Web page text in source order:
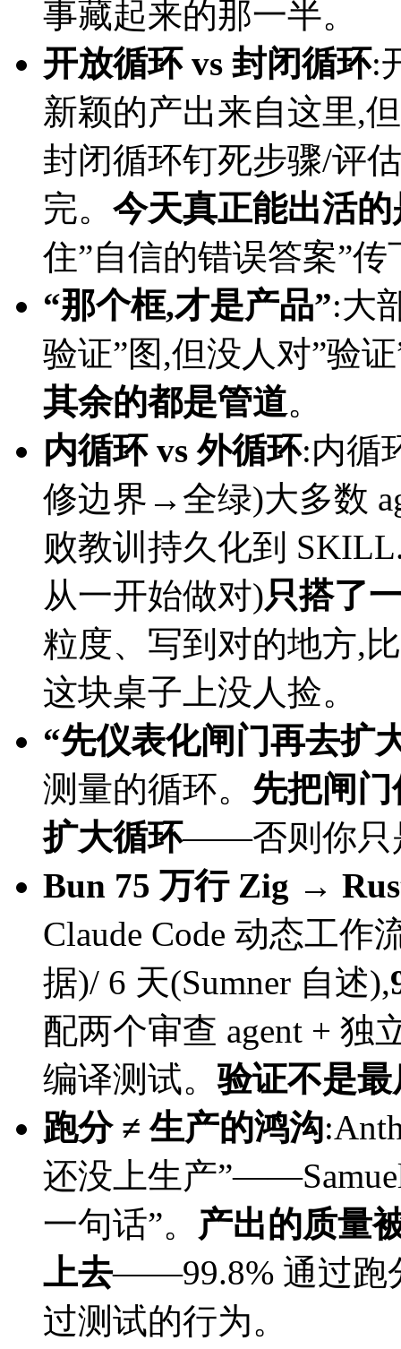
事藏起来的那一半。
开放循环 vs 封闭循环:
新颖的产出来自这里,
封闭循环钉死步骤/评
完。 今天真正能出活
住”自信的错误答案”传
“那个框,才是产品”:大
验证”图,但没人对”验
其余的都是管道。
内循环 vs 外循环:内循
修边界→全绿)大多数
败教训持久化到
从一开始做对)只搭了
粒度、写到对的地方,
这块桌子上没人捡。
“先仪表化闸门再去扩
测量的循环。 先把闸
扩大循环——否则你只
Bun 75 万行 Zig →
Claude Code 动态工作
据)/ 6 天(Sumner 自述),
配两个审查 agent + 独
编译测试。验证不是
跑分 ≠ 生产的鸿沟
还没上生产
一句话”。 产出的质量
上去——99.8% 通过跑
过测试的行为。